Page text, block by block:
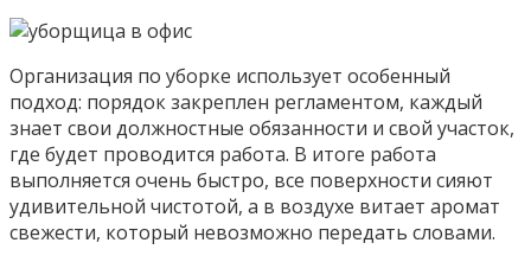
Организация по уборке использует особенный
подход: порядок закреплен регламентом, каждый
знает свои должностные обязанности и свой участок,
где будет проводится работа. В итоге работа
выполняется очень быстро, все поверхности сияют
удивительной чистотой, а в воздухе витает аромат
свежести, который невозможно передать словами.